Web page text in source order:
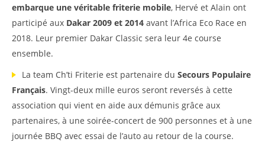
embarque une véritable friterie mobile, Hervé et Alain ont
participé aux Dakar 2009 et 2014 avant l’Africa Eco Race en
2018. Leur premier Dakar Classic sera leur 4e course
ensemble.
La team Ch’ti Friterie est partenaire du Secours Populaire
Français. Vingt-deux mille euros seront reversés à cette
association qui vient en aide aux démunis grâce aux
partenaires, à une soirée-concert de 900 personnes et à une
journée BBQ avec essai de l’auto au retour de la course.